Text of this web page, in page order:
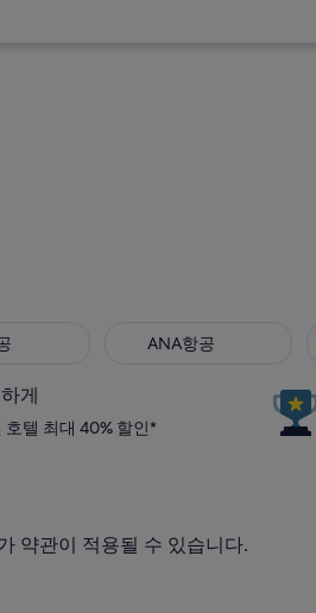
ANA항공
ANA항공
게
호텔 최대 40% 할인*
약관이 적용될 수 있습니다.